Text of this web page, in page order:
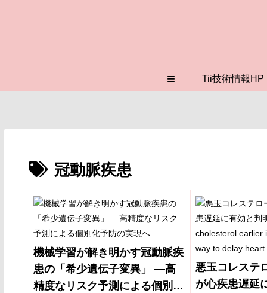
≡ Tii技術情報HP
冠動脈疾患
機械学習が解き明かす冠動脈疾
患の「希少遺伝子変異」 ―高
精度なリスク予測による個別化
悪玉コレステ
が心疾患遅延